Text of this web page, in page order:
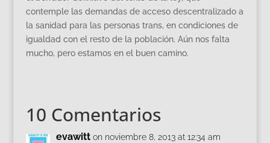
contemple las demandas de acceso descentralizado a
la sanidad para las personas trans, en condiciones de
igualdad con el resto de la población. Aún nos falta
mucho, pero estamos en el buen camino.
10 Comentarios
evawitt on noviembre 8, 2013 at 12:34 am